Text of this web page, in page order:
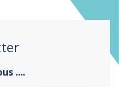
....